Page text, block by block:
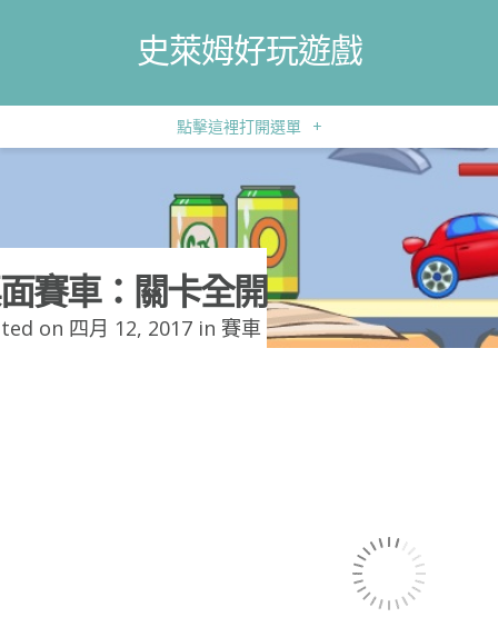
史萊姆好玩遊戲
點擊這裡打開選單 +
賽車：關卡全開
on 四月 12, 2017 in 賽車